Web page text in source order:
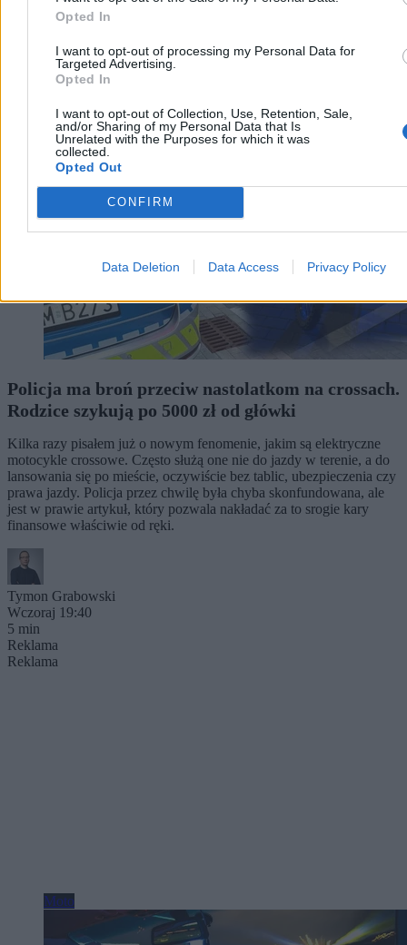
Opted In
I want to opt-out of processing my Personal Data for
Targeted Advertising.
Opted In
I want to opt-out of Collection, Use, Retention, Sale,
and/or Sharing of my Personal Data that Is
Unrelated with the Purposes for which it was
collected.
Opted Out
CONFIRM
Data Deletion Data Access Privacy Policy
Dzisiaj 08:32
Policja ma broń przeciw nastolatkom na crossach.
Rodzice szykują po 5000 zł od główki
Kilka razy pisałem już o nowym fenomenie, jakim są elektryczne
motocykle crossowe. Często służą one nie do jazdy w terenie, a do
lansowania się po mieście, oczywiście bez tablic, ubezpieczenia czy
prawa jazdy. Policja przez chwilę była chyba skonfundowana, ale
jest w prawie artykuł, który pozwala nakładać za to srogie kary
finansowe właściwie od ręki.
Tymon Grabowski
Wczoraj 19:40
5 min
Reklama
Reklama
Moto